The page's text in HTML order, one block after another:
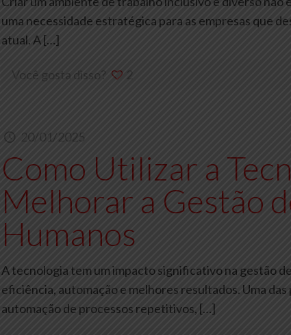
uma necessidade estratégica para as empresas que
atual. A[…]
Você gosta disso? 2
20/01/2025
Como Utilizar a
Melhorar a Gestão
Humanos
A tecnologia tem um impacto significativo na gestão
eficiência, automação e melhores resultados. Uma
automação de processos repetitivos, […]